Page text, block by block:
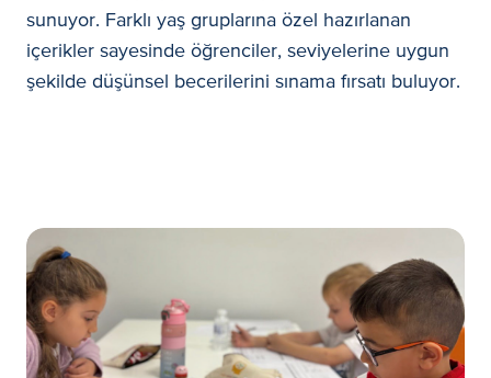
sunuyor. Farklı yaş gruplarına özel hazırlanan
içerikler sayesinde öğrenciler, seviyelerine uygun
şekilde düşünsel becerilerini sınama fırsatı buluyor.